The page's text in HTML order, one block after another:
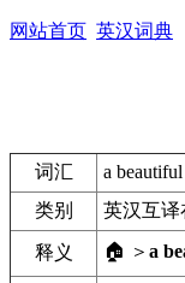
网站首页 英汉词典
词汇
a
类别
英汉互译
释义 🏠 ＞ a